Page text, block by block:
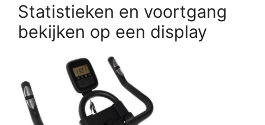
Statistieken en voortgang
bekijken op een display